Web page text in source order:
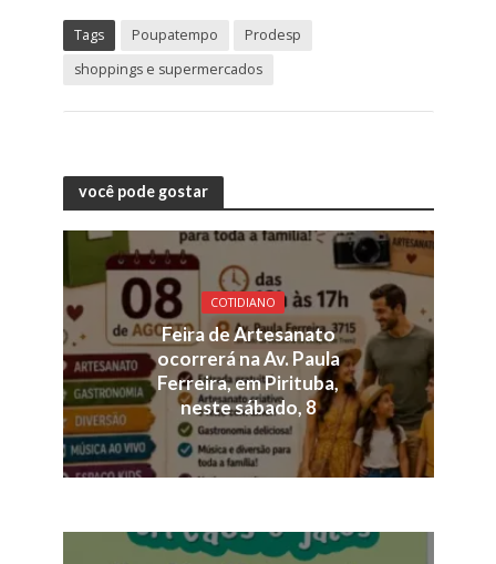
Tags Poupatempo
Prodesp
shoppings e supermercados
você pode gostar
COTIDIANO
Feira de Artesanato
ocorrerá na Av. Paula
Ferreira, em Pirituba,
neste sábado, 8